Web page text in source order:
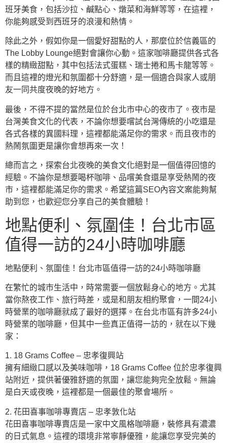
班牙美食，包括沙拉、鹹點心、燉菜和海鮮等等，在這裡，
你能夠感受到西班牙的浪漫和熱情。
除此之外，假如你是一個愛好甜點的人，那麼位於信義區的
The Lobby Lounge絕對會讓你心動。這家咖啡廳提供各式各
樣的精緻甜點，其中包括法式蛋糕、瑞士捲和馬卡龍等等。
而且這裡的燈光和氛圍都十分舒適，是一個適合與家人或朋
友一同共度夜晚的好地方。
最後，不得不提的當然是位於台北市中心的夜市了。夜市是
台灣美食文化的代表，不論你想要嚐試台灣傳統的小吃還是
各式各樣的異國料理，這裡都能滿足你的需求。而且夜市的
熱鬧氛圍更是讓你會想再來一次！
總而言之，探索台北夜晚的美食文化絕對是一個值得回憶的
經驗。不論你是想要喝杯咖啡、品嚐美食還是享受熱鬧的夜
市，這裡都能滿足你的需求。希望這篇SEO內容文案能夠幫
助到您，也歡迎您分享自己的美食體驗！
地點便利、氛圍佳！台北市區
值得一訪的24小時咖啡廳
地點便利、氛圍佳！台北市區值得一訪的24小時咖啡廳
在繁忙的城市生活中，時常需要一個放鬆身心的地方。尤其
當你熬夜工作、旅行時差，或是和朋友相約聚會，一間24小
時營業的咖啡廳就成了最好的選擇。在台北市區有許多24小
時營業的咖啡廳，但其中一些真正值得一訪的，就在以下幾
家：
1. 18 Grams Coffee – 忠孝復興站
擁有細緻口感以及美味咖啡，18 Grams Coffee 位於忠孝復興
站附近，提供著優雅舒適的氛圍，讓您能夠完全放鬆。無論
是白天或夜晚，這裡都是一個最佳的聚會場所。
2. 花田喜事咖啡專賣店 – 忠孝敦化站
花田喜事咖啡專賣店是一家中文風格咖啡廳，裝修具有濃濃
的日式氣息。這裡的環境非常寧靜優雅，能讓您享受完美的